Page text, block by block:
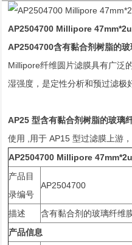
AP2504700 Millipore
AP2504700含有黏合剂树脂的
Millipore纤维圆片滤膜具有广泛
湿强度，是定性分析和预过滤极
AP25 型含有黏合剂树脂的玻璃
使用 ,用于 AP15 型过滤膜上游，
AP2504700 Millipore
产品目
录编号
AP2504700
描述
含有黏合剂的玻璃纤维
产品信息